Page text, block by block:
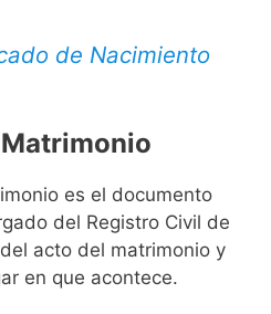
de Nacimiento
es el documento
del Registro Civil de
acto del matrimonio y
en que acontece.